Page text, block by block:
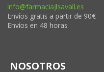
info@farmaciajlsavall.es
Envíos gratis a partir de 90€
Envíos en 48 horas
NOSOTROS